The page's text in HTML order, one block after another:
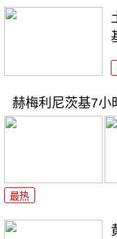
赫梅利尼茨基7小
最热